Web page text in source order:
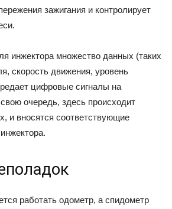
зажигания и контролирует
инжектора множество данных (таких
скорость движения, уровень
цифровые сигналы на
очередь, здесь происходит
и вносятся соответствующие
работать одометр, а спидометр